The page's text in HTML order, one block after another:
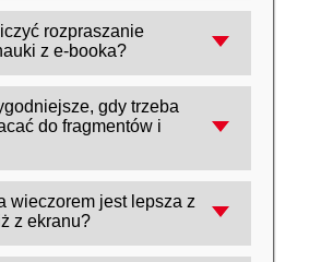
rozdziałów wymagających
druk wypada nieco
szczegółów, ale
od tekstu, poziomu
koncentracji oraz
czytelnika.
rozpraszanie
z e-booka?
e-ink lub w aplikacji bez
włącz tryb ,,Nie
odłącz internet, ustaw stałe
gdy trzeba
do fragmentów i
szybkością wyszukiwania
a papier bywa lepszy do
tekście" i szybkiego
wieczorem jest lepsza z
z ekranu?
bo światło z ekranów może